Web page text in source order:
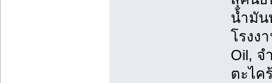
น้ำมัน
โรงง
Oil, จ
ตะไค